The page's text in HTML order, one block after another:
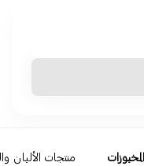
المخبوزات منتجات الألبان